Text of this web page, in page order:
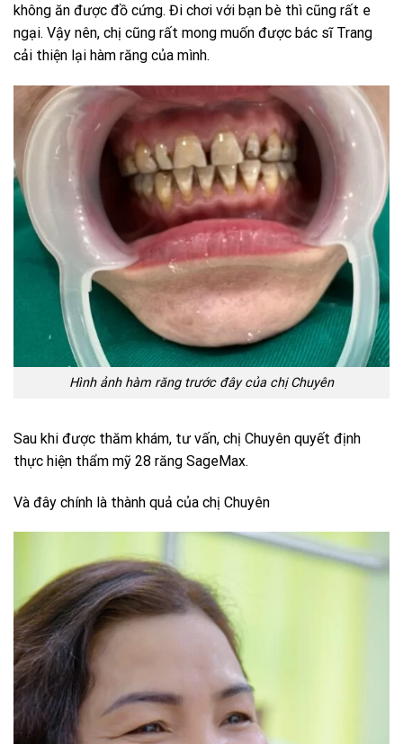
không ăn được đồ cứng. Đi chơi với bạn bè thì cũng rất e
ngại. Vậy nên, chị cũng rất mong muốn được bác sĩ Trang
cải thiện lại hàm răng của mình.
Hình ảnh hàm răng trước đây của chị Chuyên
Sau khi được thăm khám, tư vấn, chị Chuyên quyết định
thực hiện thẩm mỹ 28 răng SageMax.
Và đây chính là thành quả của chị Chuyên